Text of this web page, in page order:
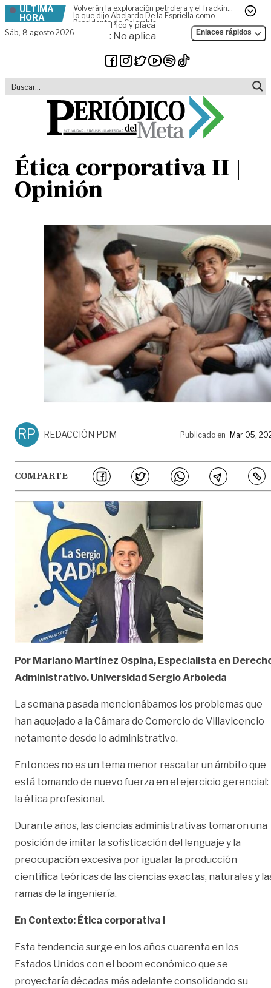
Skip to content
ÚLTIMA
HORA
Volverán la exploración petrolera y el fracking,
lo que dijo Abelardo De la Espriella como
Presidente de Colombia
Sáb, 8 agosto 2026
Pico y placa
: No aplica Enlaces rápidos
Ética corporativa II |
Opinión
RP REDACCIÓN PDM Publicado en Mar 05,
COMPARTE
Por Mariano Martínez Ospina, Especialista en
Administrativo. Universidad Sergio Arboleda
La semana pasada mencionábamos los problemas que
han aquejado a la Cámara de Comercio de Villavicencio
netamente desde lo administrativo.
Entonces no es un tema menor rescatar un ámbito que
está tomando de nuevo fuerza en el ejercicio gerencial:
la ética profesional.
Durante años, las ciencias administrativas tomaron una
posición de imitar la sofisticación del lenguaje y la
preocupación excesiva por igualar la producción
científica teóricas de las ciencias exactas, naturales y
ramas de la ingeniería.
En Contexto: Ética corporativa I
Esta tendencia surge en los años cuarenta en los
Estados Unidos con el boom económico que se
proyectaría décadas más adelante consolidando su